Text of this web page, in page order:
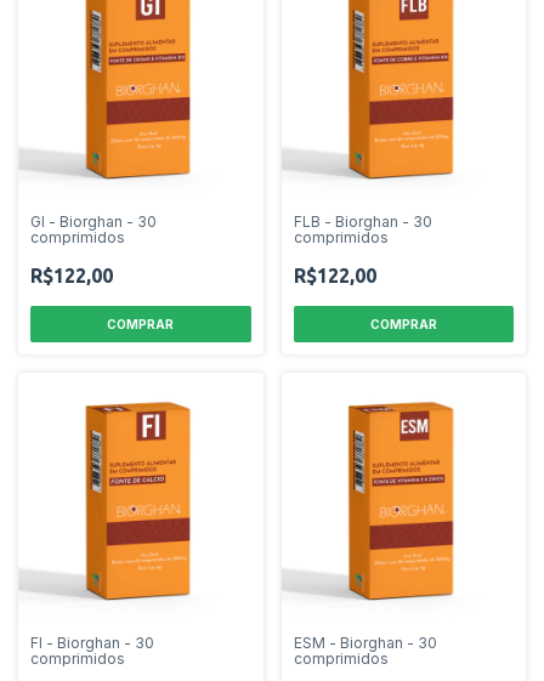
GI - Biorghan - 30
comprimidos
R$122,00
FLB - Biorghan - 30
comprimidos
R$122,00
FI - Biorghan - 30
comprimidos
ESM - Biorghan - 30
comprimidos